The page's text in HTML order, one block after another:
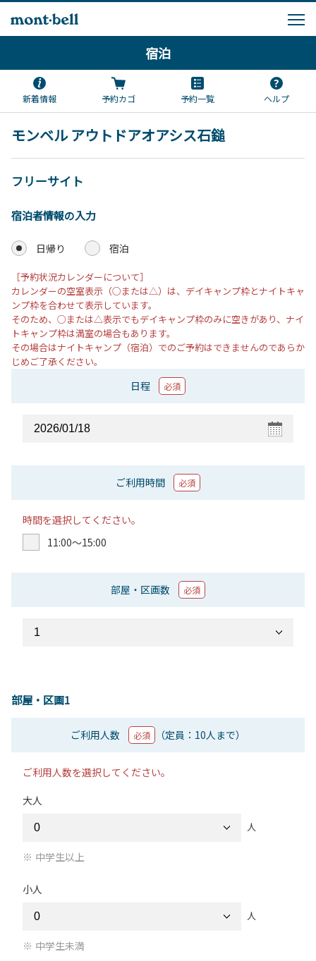
宿泊
新着情報 予約カゴ 予約一覧 ヘルプ
モンベル アウトドアオアシス石鎚
フリーサイト
宿泊者情報の入力
日帰り 宿泊
［予約状況カレンダーについて］
カレンダーの空室表示（○または△）は、デイキャンプ枠とナイトキャ
ンプ枠を合わせて表示しています。
そのため、○または△表示でもデイキャンプ枠のみに空きがあり、ナイ
トキャンプ枠は満室の場合もあります。
その場合はナイトキャンプ（宿泊）でのご予約はできませんのであらか
じめご了承ください。
日程 必須
ご利用時間 必須
時間を選択してください。
11:00〜15:00
部屋・区画数 必須
部屋・区画1
ご利用人数 必須 （定員：10人まで）
ご利用人数を選択してください。
大人
人
中学生以上
小人
人
中学生未満